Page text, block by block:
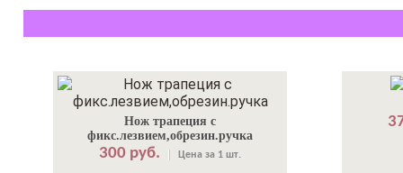
Нож трапеция с
фикс.лезвием,обрезин.ручка
300 руб. Цена за 1 шт.